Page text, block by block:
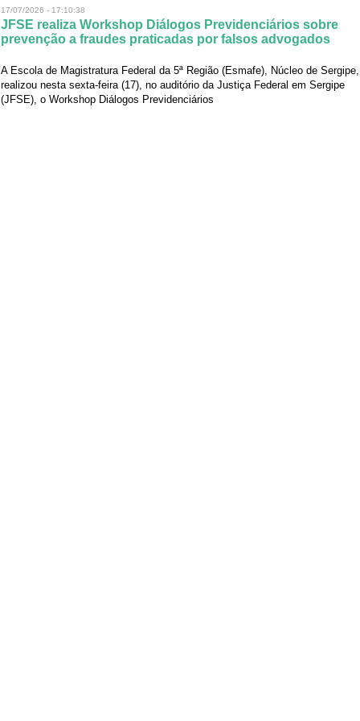
17/07/2026 - 17:10:38
JFSE realiza Workshop Diálogos Previdenciários sobre
prevenção a fraudes praticadas por falsos advogados
A Escola de Magistratura Federal da 5ª Região (Esmafe), Núcleo de Sergipe,
realizou nesta sexta-feira (17), no auditório da Justiça Federal em Sergipe
(JFSE), o Workshop Diálogos Previdenciários